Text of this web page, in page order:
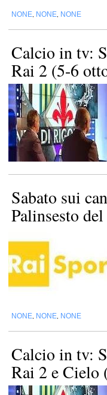
NONE NONE NONE
Calcio in tv:
Rai 2 (5-6
Sabato sui
Palinsesto
NONE NONE NONE
Calcio in tv:
Rai 2 e Cielo